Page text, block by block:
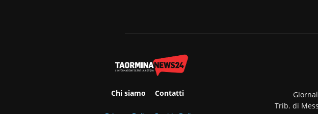
Chi siamo Contatti
Trib. di